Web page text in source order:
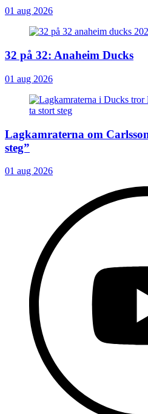
01 aug 2026
32 på 32: Anaheim Ducks
01 aug 2026
Lagkamraterna om
steg”
01 aug 2026